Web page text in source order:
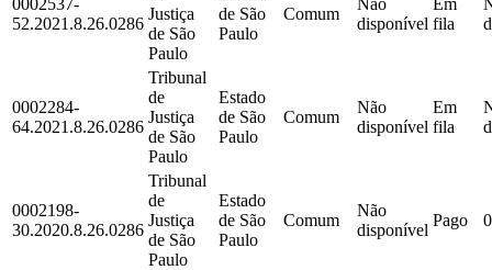
52.2021.8.26.0286
Justiça
de São
Paulo
de São
Paulo
Comum
disponível fila
0002284-
64.2021.8.26.0286
Tribunal
de
Justiça
de São
Paulo
Estado
de São
Paulo
Comum
Não
disponível
Em
fila
0002198-
30.2020.8.26.0286
Tribunal
de
Justiça
de São
Paulo
Estado
de São
Paulo
Comum
Não
disponível
Pago